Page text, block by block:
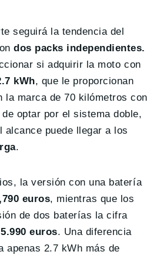
seguirá la tendencia del
dos packs independientes.
si adquirir la moto con
kWh, que le proporcionan
la marca de 70 kilómetros con
optar por el sistema doble,
alcance puede llegar a los
.
la versión con una batería
euros, mientras que los
de dos baterías la cifra
5.990 euros. Una diferencia
apenas 2.7 kWh más de